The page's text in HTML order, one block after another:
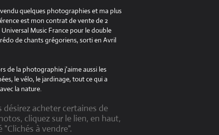
quelques photographies et ma plus
est mon contrat de vente de 2
Universal Music France pour le double
de chants grégoriens, sorti en Avril
de la photographie j'aime aussi les
le vélo, le jardinage, tout ce qui a
la nature.
désirez acheter certaines de
cliquez sur le lien, en haut,
à vendre".